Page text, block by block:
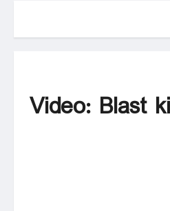
Video: Blast